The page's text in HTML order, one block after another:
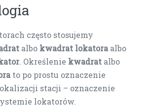
często stosujemy
albo kwadrat lokatora albo
. Określenie kwadrat albo
to po prostu oznaczenie
stacji – oznaczenie
lokatorów.